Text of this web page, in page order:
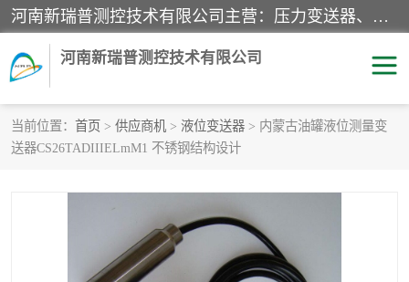
河南新瑞普测控技术有限公司主营：压力变送器、液位变送器、差压变送器、雷达料位计、电容物位计、温度显示控制仪表、电量变送器、流量计、工业自动化系统成套设备。
河南新瑞普测控技术有限公司
当前位置： 首页 > 供应商机 > 液位变送器 > 内蒙古油罐液位测量变
送器CS26TADIIIELmM1 不锈钢结构设计
霍尼韦尔压力变送器 CS系列变送器
雷达料位计